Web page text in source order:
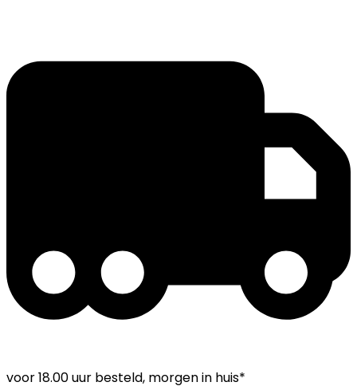
voor18.00 uur besteld, morgen in huis*